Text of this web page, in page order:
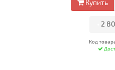
Купить
2
Код